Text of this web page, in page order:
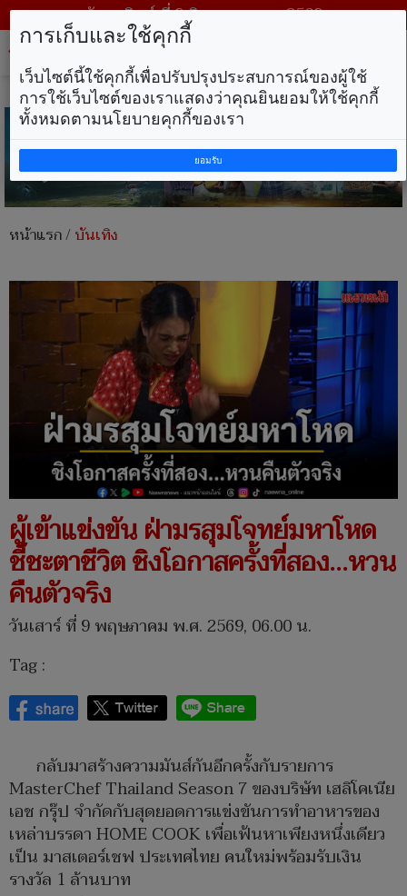
วันอาทิตย์ ที่ 9 สิงหาคม พ.ศ. 2569
หน้าแรก/บันเทิง
ผู้เข้าแข่งขัน ฝ่ามรสุมโจทย์มหาโหด
ชี้ชะตาชีวิต ชิงโอกาสครั้งที่สอง...หวน
คืนตัวจริง
วันเสาร์ ที่ 9 พฤษภาคม พ.ศ. 2569, 06.00 น.
Tag :
กลับมาสร้างความมันส์กันอีกครั้งกับรายการ
MasterChef Thailand Season 7 ของบริษัท เฮลิโคเนีย
เอช กรุ๊ป จำกัดกับสุดยอดการแข่งขันการทำอาหารของ
เหล่าบรรดา HOME COOK เพื่อเฟ้นหาเพียงหนึ่งเดียว
เป็น มาสเตอร์เชฟ ประเทศไทย คนใหม่พร้อมรับเงิน
รางวัล 1 ล้านบาท
การเก็บและใช้คุกกี้
เว็บไซต์นี้ใช้คุกกี้เพื่อปรับปรุงประสบการณ์ของผู้ใช้
การใช้เว็บไซต์ของเราแสดงว่าคุณยินยอมให้ใช้คุกกี้
ทั้งหมดตามนโยบายคุกกี้ของเรา
ยอมรับ